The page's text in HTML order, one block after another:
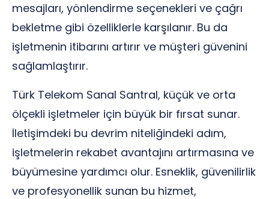
mesajları, yönlendirme seçenekleri ve çağrı
bekletme gibi özelliklerle karşılanır. Bu da
işletmenin itibarını artırır ve müşteri güvenini
sağlamlaştırır.
Türk Telekom Sanal Santral, küçük ve orta
ölçekli işletmeler için büyük bir fırsat sunar.
İletişimdeki bu devrim niteliğindeki adım,
işletmelerin rekabet avantajını artırmasına ve
büyümesine yardımcı olur. Esneklik, güvenilirlik
ve profesyonellik sunan bu hizmet,